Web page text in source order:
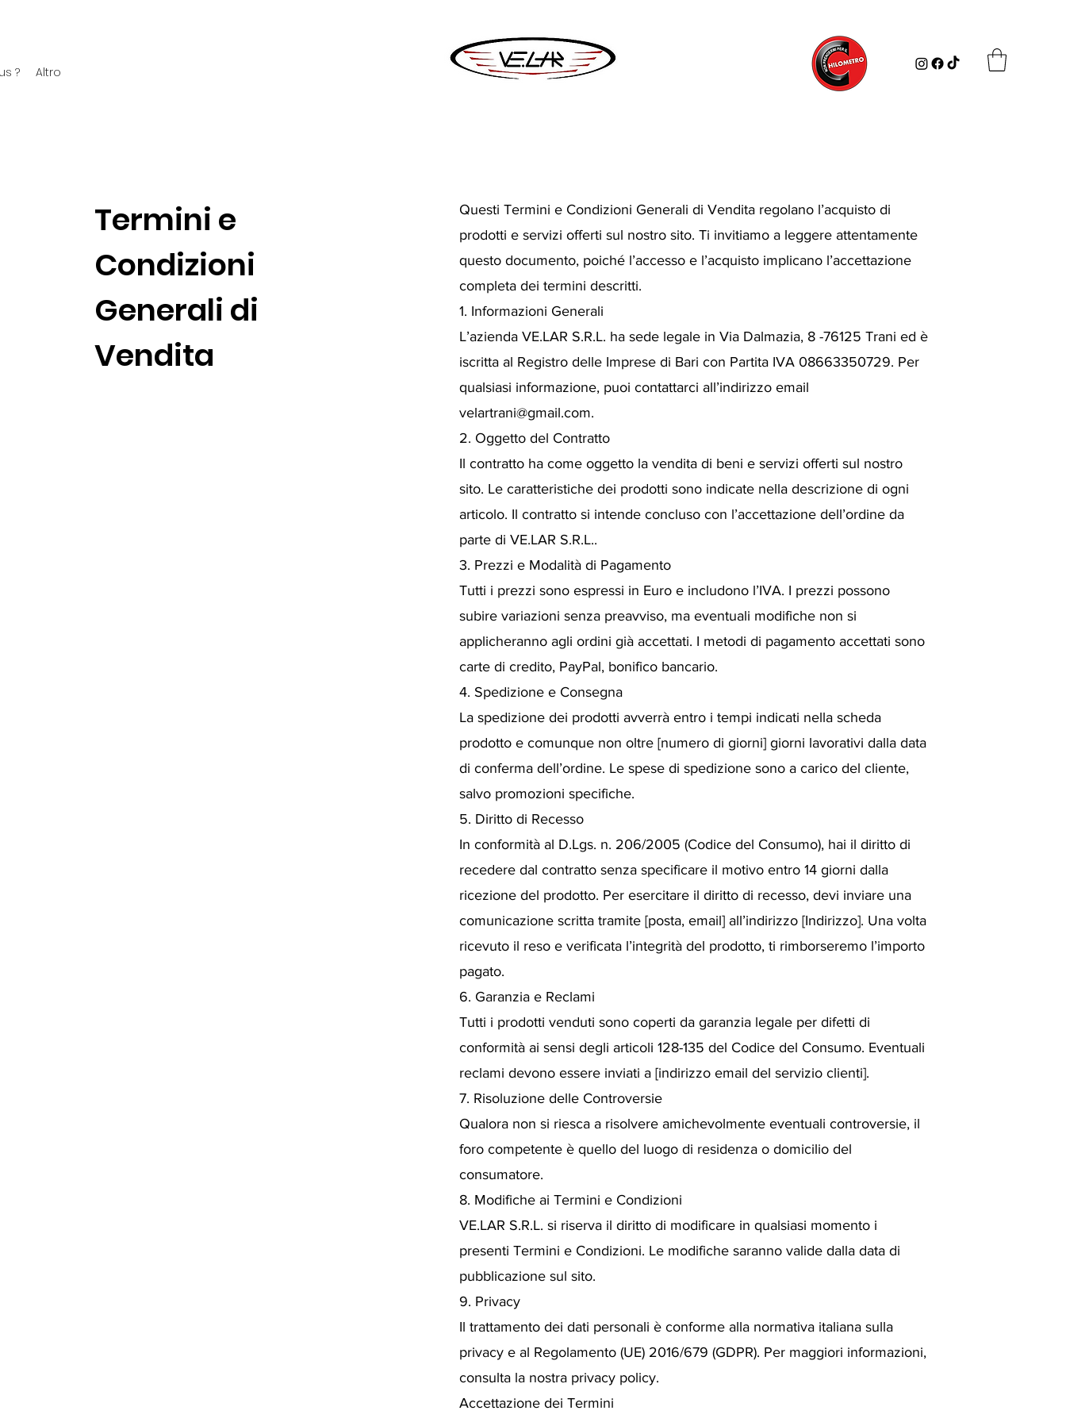
? Altro
Termini e
Condizioni
Generali di
Vendita
Questi Termini e Condizioni Generali di Vendita regolano l’acquisto di
prodotti e servizi offerti sul nostro sito. Ti invitiamo a leggere attentamente
questo documento, poiché l’accesso e l’acquisto implicano l’accettazione
completa dei termini descritti.
1. Informazioni Generali
L’azienda VE.LAR S.R.L. ha sede legale in Via Dalmazia, 8 -76125 Trani ed è
iscritta al Registro delle Imprese di Bari con Partita IVA 08663350729. Per
qualsiasi informazione, puoi contattarci all’indirizzo email
velartrani@gmail.com.
2. Oggetto del Contratto
Il contratto ha come oggetto la vendita di beni e servizi offerti sul nostro
sito. Le caratteristiche dei prodotti sono indicate nella descrizione di ogni
articolo. Il contratto si intende concluso con l’accettazione dell’ordine da
parte di VE.LAR S.R.L..
3. Prezzi e Modalità di Pagamento
Tutti i prezzi sono espressi in Euro e includono l’IVA. I prezzi possono
subire variazioni senza preavviso, ma eventuali modifiche non si
applicheranno agli ordini già accettati. I metodi di pagamento accettati sono
carte di credito, PayPal, bonifico bancario.
4. Spedizione e Consegna
La spedizione dei prodotti avverrà entro i tempi indicati nella scheda
prodotto e comunque non oltre [numero di giorni] giorni lavorativi dalla data
di conferma dell’ordine. Le spese di spedizione sono a carico del cliente,
salvo promozioni specifiche.
5. Diritto di Recesso
In conformità al D.Lgs. n. 206/2005 (Codice del Consumo), hai il diritto di
recedere dal contratto senza specificare il motivo entro 14 giorni dalla
ricezione del prodotto. Per esercitare il diritto di recesso, devi inviare una
comunicazione scritta tramite [posta, email] all’indirizzo [Indirizzo]. Una volta
ricevuto il reso e verificata l’integrità del prodotto, ti rimborseremo l’importo
pagato.
6. Garanzia e Reclami
Tutti i prodotti venduti sono coperti da garanzia legale per difetti di
conformità ai sensi degli articoli 128-135 del Codice del Consumo. Eventuali
reclami devono essere inviati a [indirizzo email del servizio clienti].
7. Risoluzione delle Controversie
Qualora non si riesca a risolvere amichevolmente eventuali controversie, il
foro competente è quello del luogo di residenza o domicilio del
consumatore.
8. Modifiche ai Termini e Condizioni
VE.LAR S.R.L. si riserva il diritto di modificare in qualsiasi momento i
presenti Termini e Condizioni. Le modifiche saranno valide dalla data di
pubblicazione sul sito.
9. Privacy
Il trattamento dei dati personali è conforme alla normativa italiana sulla
privacy e al Regolamento (UE) 2016/679 (GDPR). Per maggiori informazioni,
consulta la nostra privacy policy.
Accettazione dei Termini